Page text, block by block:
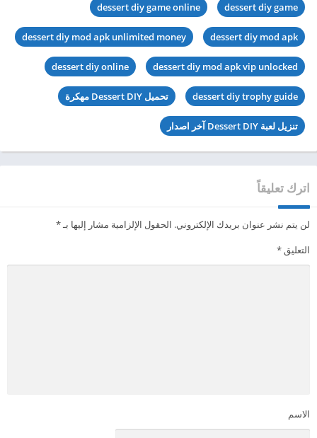
dessert diy game
dessert diy game online
dessert diy mod apk
dessert diy mod apk unlimited money
dessert diy mod apk vip unlocked
dessert diy online
dessert diy trophy guide تحميل Dessert DIY مهكرة
تنزيل لعبة Dessert DIY آخر اصدار
اترك تعليقاً
لن يتم نشر عنوان بريدك الإلكتروني. الحقول الإلزامية مشار إليها بـ*
التعليق*
الاسم